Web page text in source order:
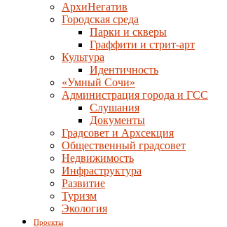
АрхиНегатив
Городская среда
Парки и скверы
Граффити и стрит-арт
Культура
Идентичность
«Умный Сочи»
Администрация города и ГСС
Слушания
Документы
Градсовет и Архсекция
Общественный градсовет
Недвижимость
Инфраструктура
Развитие
Туризм
Экология
Проекты